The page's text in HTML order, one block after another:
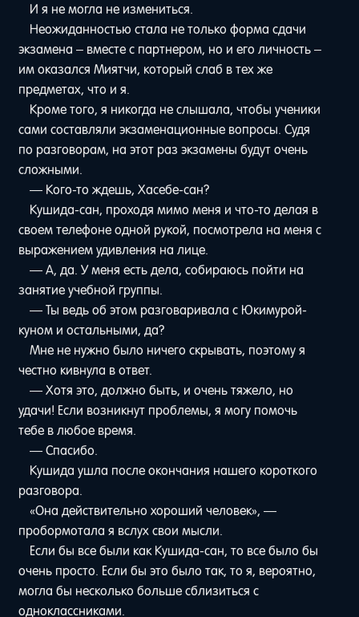
И я не могла не измениться.
Неожиданностью стала не только форма сдачи
экзамена – вместе с партнером, но и его личность –
им оказался Миятчи, который слаб в тех же
предметах, что и я.
Кроме того, я никогда не слышала, чтобы ученики
сами составляли экзаменационные вопросы. Судя
по разговорам, на этот раз экзамены будут очень
сложными.
— Кого-то ждешь, Хасебе-сан?
Кушида-сан, проходя мимо меня и что-то делая в
своем телефоне одной рукой, посмотрела на меня с
выражением удивления на лице.
— А, да. У меня есть дела, собираюсь пойти на
занятие учебной группы.
— Ты ведь об этом разговаривала с Юкимурой-
куном и остальными, да?
Мне не нужно было ничего скрывать, поэтому я
честно кивнула в ответ.
— Хотя это, должно быть, и очень тяжело, но
удачи! Если возникнут проблемы, я могу помочь
тебе в любое время.
— Спасибо.
Кушида ушла после окончания нашего короткого
разговора.
«Она действительно хороший человек», —
пробормотала я вслух свои мысли.
Если бы все были как Кушида-сан, то все было бы
очень просто. Если бы это было так, то я, вероятно,
могла бы несколько больше сблизиться с
одноклассниками.